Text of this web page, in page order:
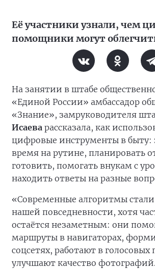
Её участники узнали, чем
помощники могут
На занятии в штабе
«Единой России» амбассадор
«Знание», замруководителя
Исаева рассказала, как
цифровые инструменты в быту:
время на рутине, планировать
готовить, помогать внукам с
находить ответы на разные
«Современные алгоритмы
нашей повседневности, хотя
остаётся незаметным: они
маршруты в навигаторах,
соцсетях, работают в
улучшают качество